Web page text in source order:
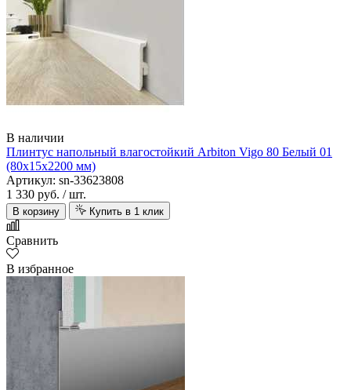
В наличии
Плинтус напольный влагостойкий Arbiton Vigo 80 Белый 01
(80х15х2200 мм)
Артикул: sn-33623808
1 330 руб. / шт.
В корзину Купить в 1 клик
Сравнить
В избранное